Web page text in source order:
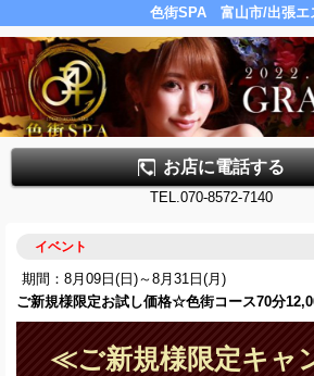
色街SPA 富山市/出張エ
お店に電話する
TEL.070-8572-7140
イベント
期間：8月09日(日)～8月31日(月)
ご新規様限定お試し価格☆色街コース70分
≪ご新規様限定キャ